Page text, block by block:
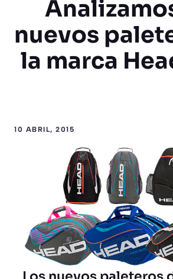
nuevos
la marca
10 ABRIL, 2015